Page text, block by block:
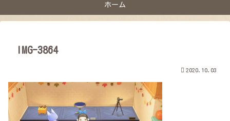
ホーム
IMG-3864
2020.10.03